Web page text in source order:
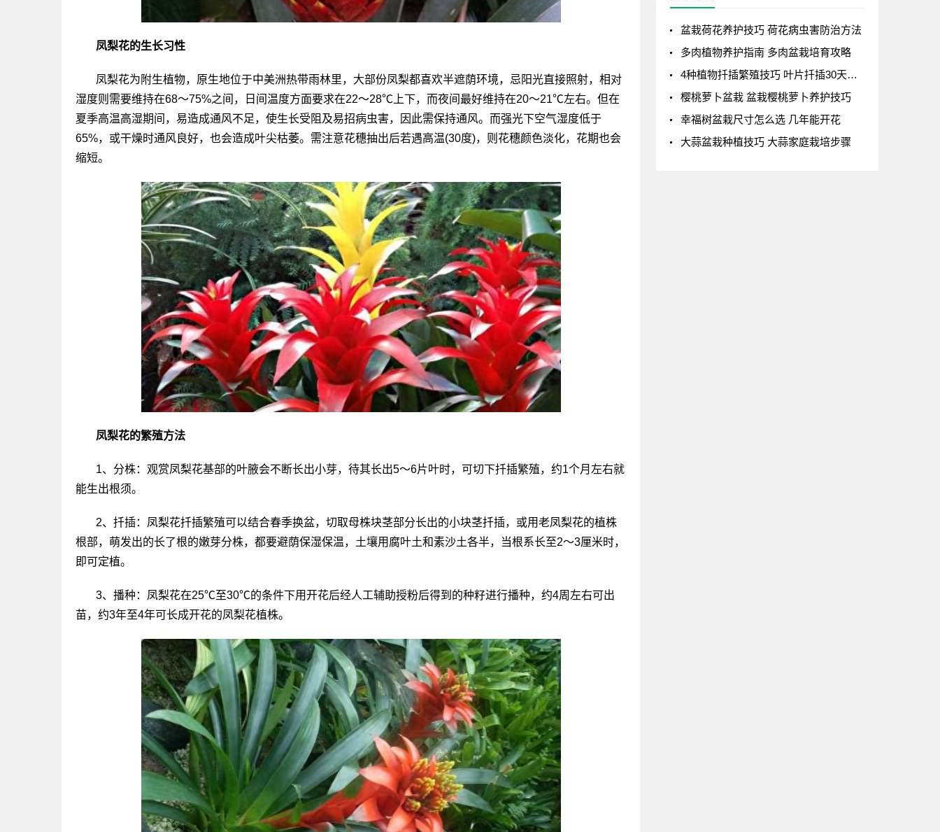
凤梨花的生长习性
凤梨花为附生植物，原生地位于中美洲热带雨林里，大部份凤梨都喜欢半遮荫环境，忌阳光直接照射，相对
湿度则需要维持在68～75%之间，日间温度方面要求在22～28℃上下，而夜间最好维持在20～21℃左右。但在
夏季高温高湿期间，易造成通风不足，使生长受阻及易招病虫害，因此需保持通风。而强光下空气湿度低于
65%，或干燥时通风良好，也会造成叶尖枯萎。需注意花穗抽出后若遇高温(30度)，则花穗颜色淡化，花期也会
缩短。
凤梨花的繁殖方法
1、分株：观赏凤梨花基部的叶腋会不断长出小芽，待其长出5～6片叶时，可切下扦插繁殖，约1个月左右就
能生出根须。
2、扦插：凤梨花扦插繁殖可以结合春季换盆，切取母株块茎部分长出的小块茎扦插，或用老凤梨花的植株
根部，萌发出的长了根的嫩芽分株，都要避荫保湿保温，土壤用腐叶土和素沙土各半，当根系长至2～3厘米时，
即可定植。
3、播种：凤梨花在25℃至30℃的条件下用开花后经人工辅助授粉后得到的种籽进行播种，约4周左右可出
苗，约3年至4年可长成开花的凤梨花植株。
盆栽荷花养护技巧 荷花病虫害防治方法
多肉植物养护指南 多肉盆栽培育攻略
4种植物扦插繁殖技巧 叶片扦插30天成盆栽
樱桃萝卜盆栽 盆栽樱桃萝卜养护技巧
幸福树盆栽尺寸怎么选 几年能开花
大蒜盆栽种植技巧 大蒜家庭栽培步骤